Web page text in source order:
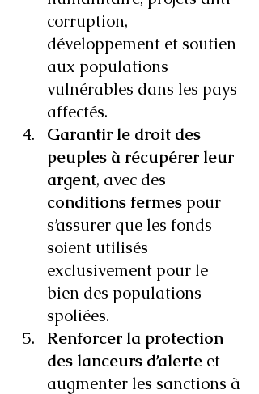
corruption,
développement et soutien
aux populations
vulnérables dans les pays
affectés.
Garantir le droit des
peuples à récupérer leur
argent, avec des
conditions fermes pour
s’assurer que les fonds
soient utilisés
exclusivement pour le
bien des populations
spoliées.
Renforcer la protection
des lanceurs d’alerte et
augmenter les sanctions à